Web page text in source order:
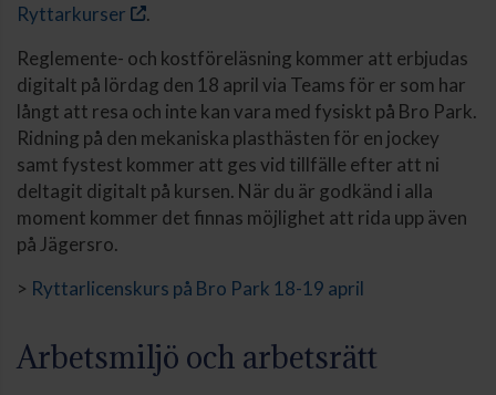
Ryttarkurser
.
Reglemente- och kostföreläsning kommer att erbjudas
digitalt på lördag den 18 april via Teams för er som har
långt att resa och inte kan vara med fysiskt på Bro Park.
Ridning på den mekaniska plasthästen för en jockey
samt fystest kommer att ges vid tillfälle efter att ni
deltagit digitalt på kursen. När du är godkänd i alla
moment kommer det finnas möjlighet att rida upp även
på Jägersro.
> Ryttarlicenskurs på Bro Park 18-19 april
Arbetsmiljö och arbetsrätt